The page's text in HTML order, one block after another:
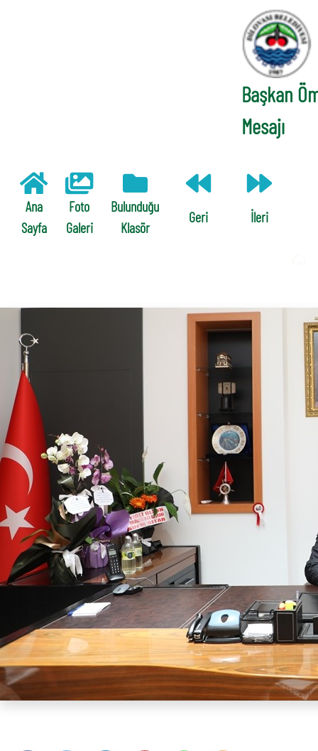
Başkan
Mesajı
Ana
Sayfa
Foto
Galeri
Bulunduğu
Klasör
Geri İleri